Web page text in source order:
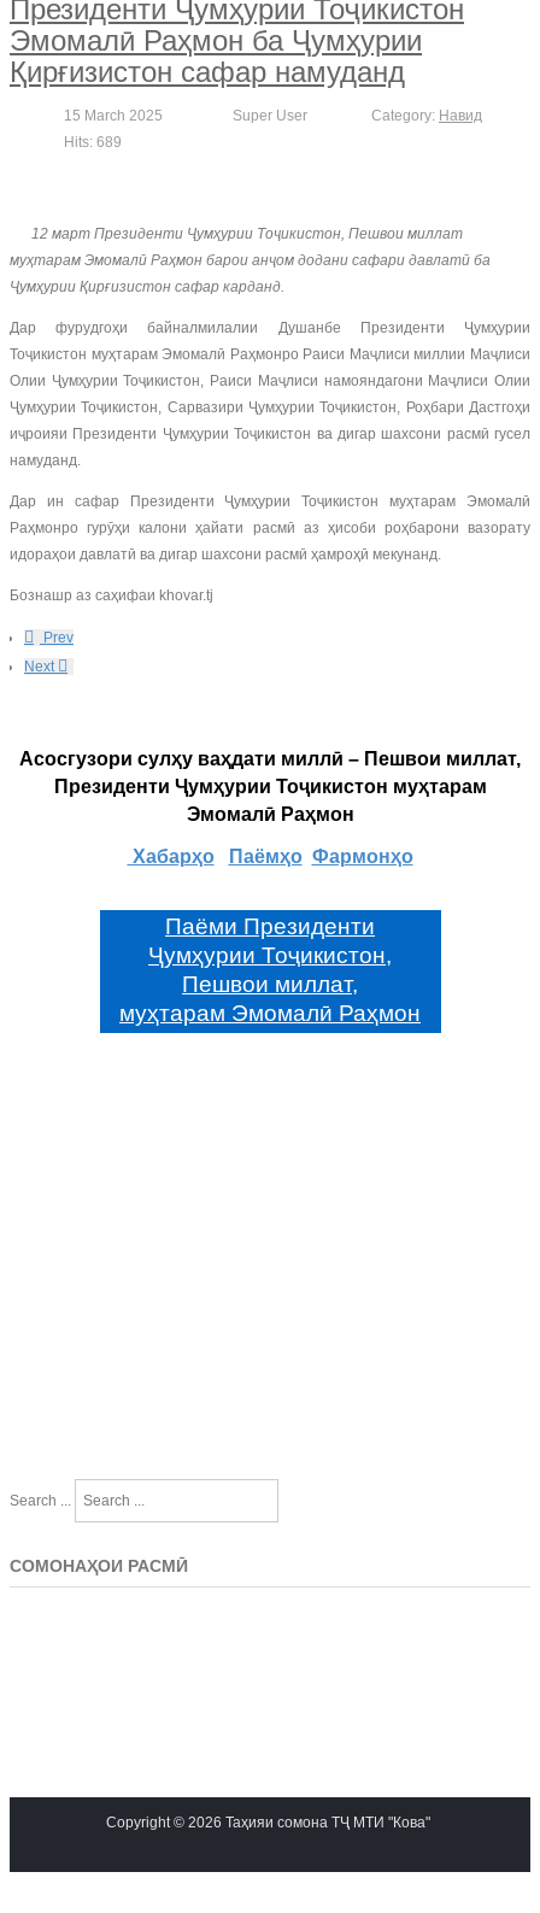
Президенти Ҷумҳурии Тоҷикистон
Эмомалӣ Раҳмон ба Ҷумҳурии
Қирғизистон сафар намуданд
15 March 2025 Super User Category: Навид
Hits: 689
12 март Президенти Ҷумҳурии Тоҷикистон, Пешвои миллат
муҳтарам Эмомалӣ Раҳмон барои анҷом додани сафари давлатӣ ба
Ҷумҳурии Қирғизистон сафар карданд.
Дар фурудгоҳи байналмилалии Душанбе Президенти Ҷумҳурии
Тоҷикистон муҳтарам Эмомалӣ Раҳмонро Раиси Маҷлиси миллии Маҷлиси
Олии Ҷумҳурии Тоҷикистон, Раиси Маҷлиси намояндагони Маҷлиси Олии
Ҷумҳурии Тоҷикистон, Сарвазири Ҷумҳурии Тоҷикистон, Роҳбари Дастгоҳи
иҷроияи Президенти Ҷумҳурии Тоҷикистон ва дигар шахсони расмӣ гусел
намуданд.
Дар ин сафар Президенти Ҷумҳурии Тоҷикистон муҳтарам Эмомалӣ
Раҳмонро гурӯҳи калони ҳайати расмӣ аз ҳисоби роҳбарони вазорату
идораҳои давлатӣ ва дигар шахсони расмӣ ҳамроҳӣ мекунанд.
Бознашр аз саҳифаи khovar.tj
Prev
Next
Асосгузори сулҳу ваҳдати миллӣ – Пешвои миллат,
Президенти Ҷумҳурии Тоҷикистон муҳтарам
Эмомалӣ Раҳмон
Хабарҳо Паёмҳо Фармонҳо
Паёми Президенти
Ҷумҳурии Тоҷикистон,
Пешвои миллат,
муҳтарам Эмомалӣ Раҳмон
Search ...
СОМОНАҲОИ РАСМӢ
Copyright © 2026 Таҳияи сомона ТҶ МТИ "Кова"